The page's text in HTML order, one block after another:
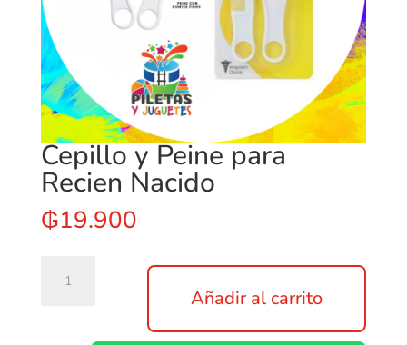
Cepillo y Peine para
Recien Nacido
₲19.900
Añadir al carrito